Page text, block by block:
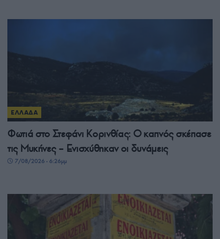
ΕΛΛΑΔΑ
Φωτιά στο Στεφάνι Κορινθίας: Ο καπνός σκέπασε
τις Μυκήνες – Ενισχύθηκαν οι δυνάμεις
7/08/2026 - 6:26μμ